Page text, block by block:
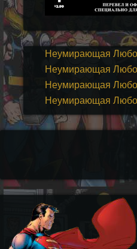
Неумирающая
Неумирающая
Неумирающая
Неумирающая